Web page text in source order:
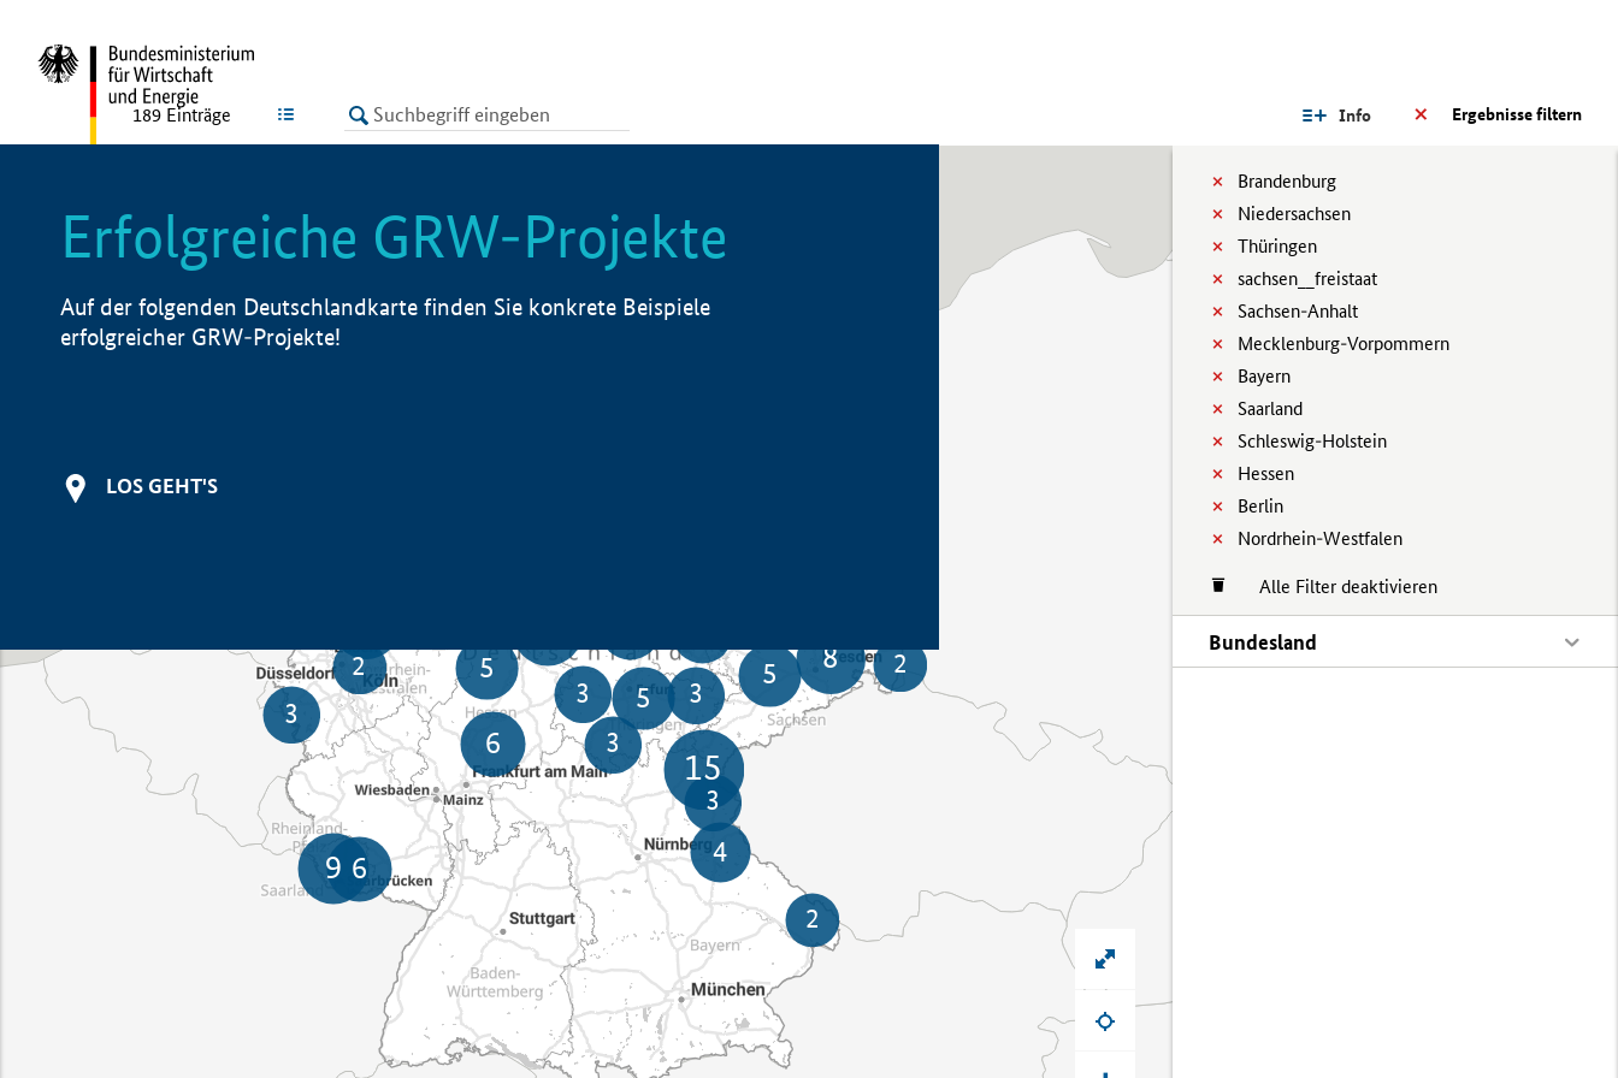
LISTE Ergebnisse filtern
Info
Brandenburg
Niedersachsen
Thüringen
sachsen__freistaat
Sachsen-Anhalt
Mecklenburg-Vorpommern
Bayern
Saarland
Schleswig-Holstein
Hessen
Berlin
Nordrhein-Westfalen
Alle Filter deaktivieren
Bundesland
189 Einträge
Erfolgreiche GRW-Projekte
Auf der folgenden Deutschlandkarte finden Sie konkrete Beispiele
erfolgreicher GRW-Projekte!
LOS GEHT'S